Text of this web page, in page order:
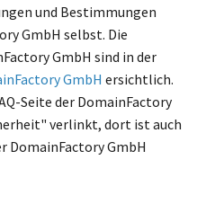
und Bestimmungen
GmbH selbst. Die
GmbH sind in der
GmbH ersichtlich.
Seite der DomainFactory
verlinkt, dort ist auch
DomainFactory GmbH